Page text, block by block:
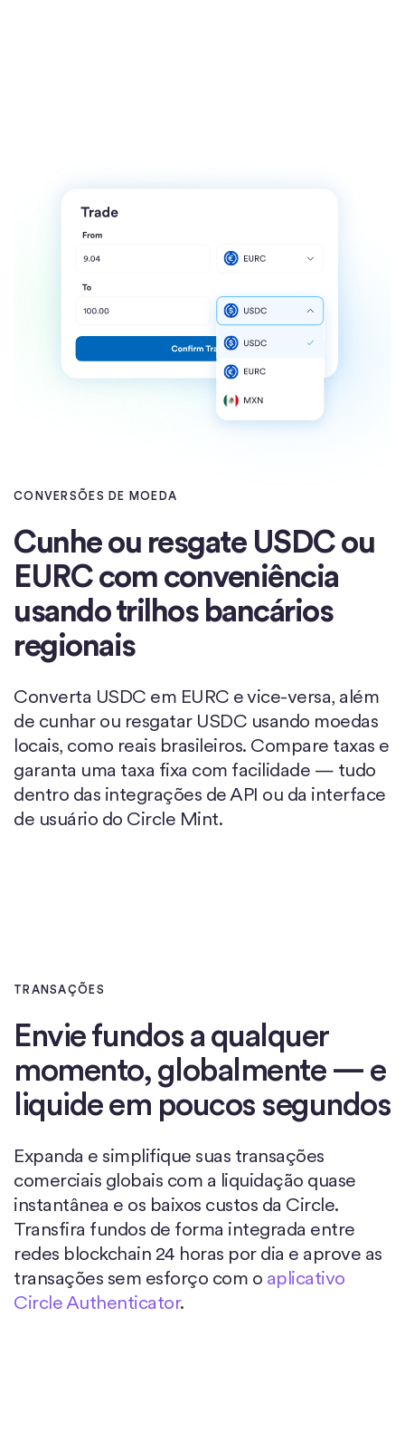
CONVERSÕES DE MOEDA
Cunhe ou resgate USDC ou
EURC com conveniência
usando trilhos bancários
regionais
Converta USDC em EURC e vice-versa, além
de cunhar ou resgatar USDC usando moedas
locais, como reais brasileiros. Compare taxas e
garanta uma taxa fixa com facilidade — tudo
dentro das integrações de API ou da interface
de usuário do Circle Mint.
TRANSAÇÕES
Envie fundos a qualquer
momento, globalmente — e
liquide em poucos segundos
Expanda e simplifique suas transações
comerciais globais com a liquidação quase
instantânea e os baixos custos da Circle.
Transfira fundos de forma integrada entre
redes blockchain 24 horas por dia e aprove as
transações sem esforço com o aplicativo
Circle Authenticator.